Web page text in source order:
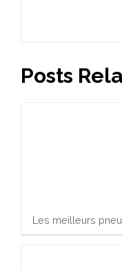
Posts
Les meilleurs